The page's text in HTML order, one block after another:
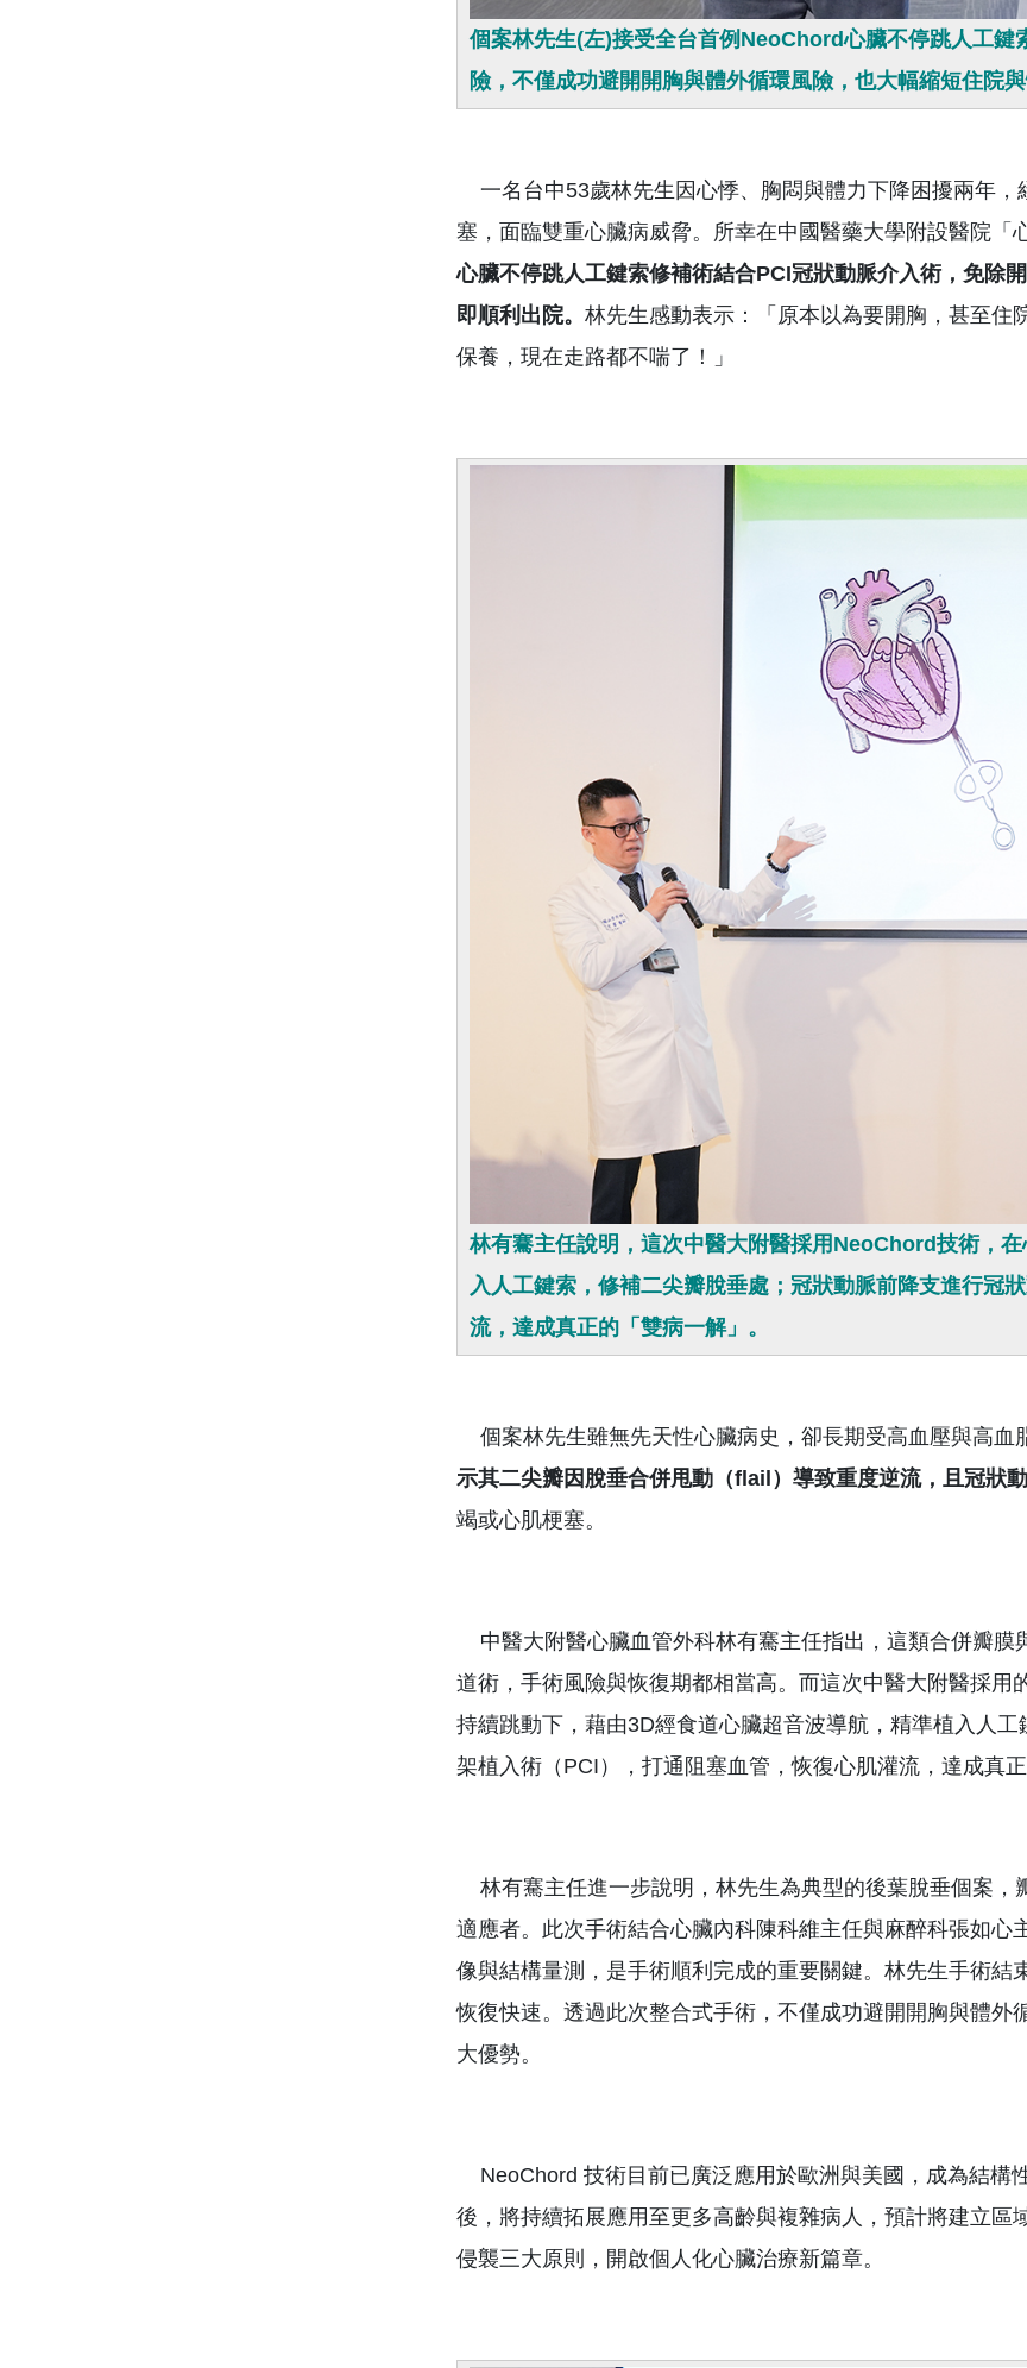
個案林先生(左)接受全台首例NeoChord心臟不停跳人工
險，不僅成功避開開胸與體外循環風險，也大幅縮短住院與
一名台中53歲林先生因心悸、胸悶與體力下降困擾兩年，
塞，面臨雙重心臟病威脅。所幸在中國醫藥大學附設醫院「
心臟不停跳人工鍵索修補術結合PCI冠狀動脈介入術，免除
即順利出院。 林先生感動表示：「原本以為要開胸，甚至住
保養，現在走路都不喘了！」
林有騫主任說明，這次中醫大附醫採用NeoChord技術，
入人工鍵索，修補二尖瓣脫垂處；冠狀動脈前降支進行冠
流，達成真正的「雙病一解」。
個案林先生雖無先天性心臟病史，卻長期受高血壓與高血
示其二尖瓣因脫垂合併甩動（flail）導致重度逆流，且冠狀
竭或心肌梗塞。
中醫大附醫心臟血管外科林有騫主任指出，這類合併瓣膜
道術，手術風險與恢復期都相當高。而這次中醫大附醫採
持續跳動下，藉由3D經食道心臟超音波導航，精準植入人
架植入術（PCI），打通阻塞血管，恢復心肌灌流，達成真正
林有騫主任進一步說明，林先生為典型的後葉脫垂個案，
適應者。此次手術結合心臟內科陳科維主任與麻醉科張如
像與結構量測，是手術順利完成的重要關鍵。林先生手術
恢復快速。透過此次整合式手術，不僅成功避開開胸與體
大優勢。
NeoChord 技術目前已廣泛應用於歐洲與美國，成為結構
後，將持續拓展應用至更多高齡與複雜病人，預計將建立
侵襲三大原則，開啟個人化心臟治療新篇章。